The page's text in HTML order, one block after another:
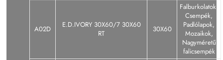
A02D
E.D.IVORY 30X60/7 30X60
RT
30X60
Falburkolatok,
Csempék,
Padlólapok,
Mozaikok,
Nagyméretű
falicsempék